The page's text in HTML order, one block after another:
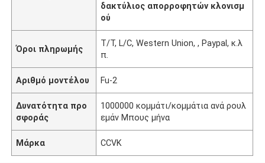
δακτύλιος απορροφητών κλονισμ
ού
Όροι πληρωμής
T/T, L/C, Western Union, , Paypal, κ.λ
π.
Αριθμό μοντέλου Fu-2
Δυνατότητα προ
σφοράς
1000000 κομμάτι/κομμάτια ανά ρουλ
εμάν Μπους μήνα
Μάρκα CCVK